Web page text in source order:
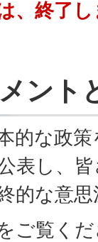
、終了
ント
的な政
表し、
的な意
ご覧く